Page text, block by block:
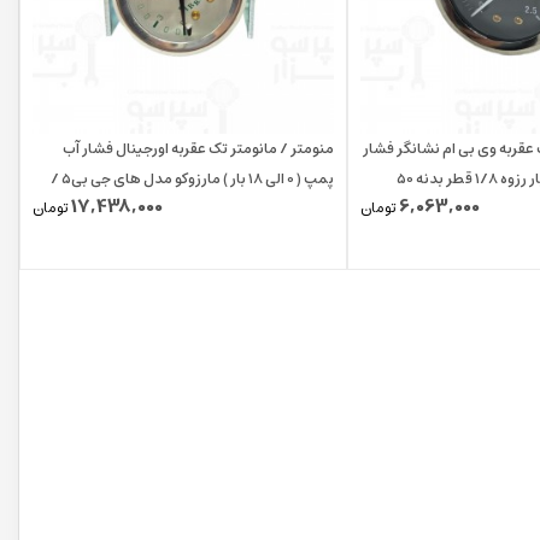
وی بی ام نشانگر فشار
بخار بویلر 0 الی 2.5 بار رزوه 1/8 قطر بدنه 50
6,063,000 تومان
منومتر / مانومتر تک عقربه اورجینال فشار آب
پمپ ( 0 الی 18 بار ) مارزوکو مدل های جی بی5 /
لینا / اف بی 70 / جی اس3 / استرادا قطر بدنه 41 17,438,000تومان